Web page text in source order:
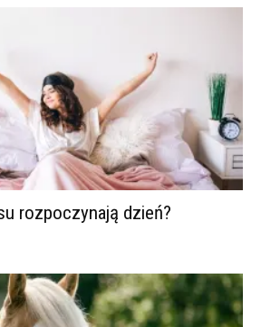
rozpoczynają dzień?